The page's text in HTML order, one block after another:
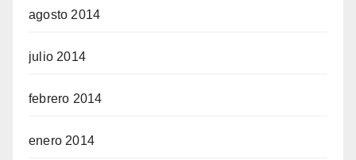
agosto 2014
julio 2014
febrero 2014
enero 2014